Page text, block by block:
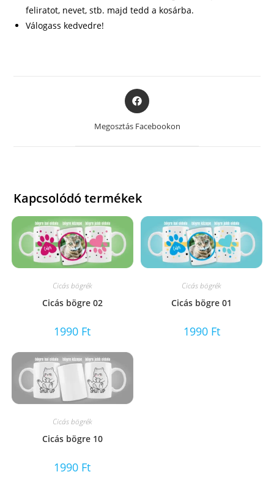
feliratot, nevet, stb. majd tedd a kosárba.
Válogass kedvedre!
Opens
in
a
Megosztás Facebookon
Kapcsolódó termékek
Cicás bögrék
Cicás bögre 02
1990 Ft
Cicás bögrék
Cicás bögre 01
1990 Ft
Cicás bögrék
Cicás bögre 10
1990 Ft